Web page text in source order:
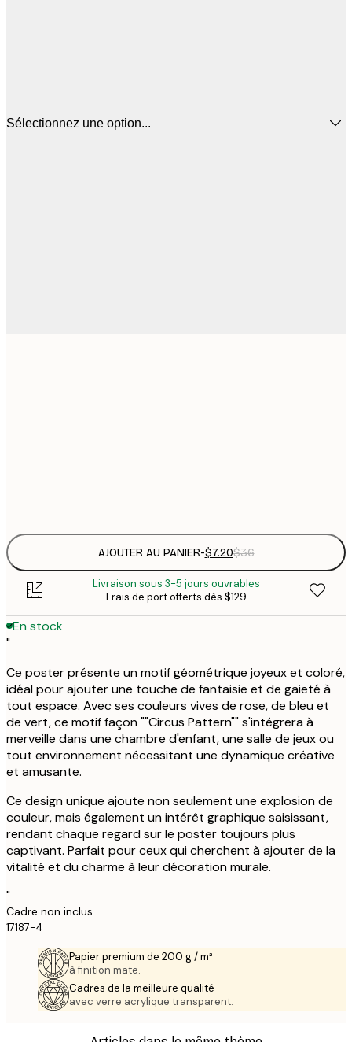
Sélectionnez une option...
AJOUTER AU PANIER-$7.20$36
Livraison sous 3-5 jours ouvrables
Frais de port offerts dès $129
En stock
"
Ce poster présente un motif géométrique joyeux et coloré,
idéal pour ajouter une touche de fantaisie et de gaieté à
tout espace. Avec ses couleurs vives de rose, de bleu et
de vert, ce motif façon ""Circus Pattern"" s'intégrera à
merveille dans une chambre d'enfant, une salle de jeux ou
tout environnement nécessitant une dynamique créative
et amusante.
Ce design unique ajoute non seulement une explosion de
couleur, mais également un intérêt graphique saisissant,
rendant chaque regard sur le poster toujours plus
captivant. Parfait pour ceux qui cherchent à ajouter de la
vitalité et du charme à leur décoration murale.
"
Cadre non inclus.
17187-4
Papier premium de 200 g / m²
à finition mate.
Cadres de la meilleure qualité
avec verre acrylique transparent.